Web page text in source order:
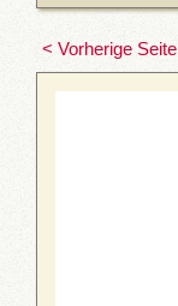
< Vorherige Seite